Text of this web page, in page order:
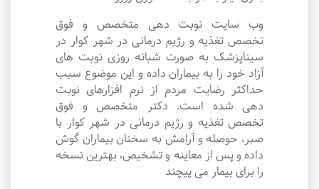
وب سایت نوبت دهی متخصص و فوق
تخصص تغذیه و رژیم درمانی در شهر کوار در
سیناپزشک به صورت شبانه روزی نوبت های
آزاد خود را به بیماران داده و این موضوع سبب
حداکثر رضایت مردم از نرم افزارهای نوبت
دهی شده است. دکتر متخصص و فوق
تخصص تغذیه و رژیم درمانی در شهر کوار با
صبر، حوصله و آرامش به سخنان بیماران گوش
داده و پس از معاینه و تشخیص، بهترین نسخه
را برای بیمار می پیچند